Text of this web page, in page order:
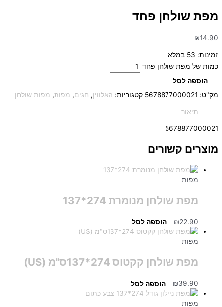
מפת שולחן פחד
₪14.90
זמינות: 53 במלאי
כמות של מפת שולחן פחד
הוספה לסל
מק"ט:5678877000021 קטגוריות:האלווין,חגים,מפות,מפות שולחן
תיאור
5678877000021
מוצרים קשורים
מפות
מפת שולחן מנומרת 274*137
₪22.90 הוספה לסל
מפות
מפת שולחן קקטוס 274*137ס"מ (US)
₪39.90 הוספה לסל
מפות